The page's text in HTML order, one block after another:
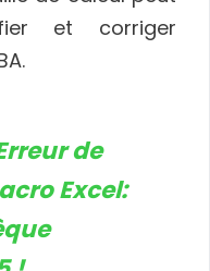
et corriger
de
Excel: